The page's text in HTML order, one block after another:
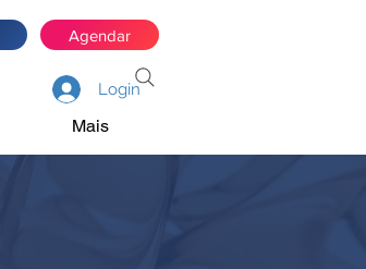
Agendar
Login
Mais